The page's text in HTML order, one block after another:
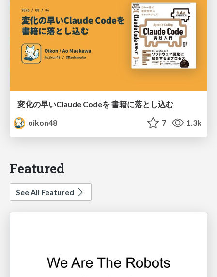
変化の早いClaude Codeを 書籍に落とし込む
oikon48
7 1.3k
Featured
See All Featured